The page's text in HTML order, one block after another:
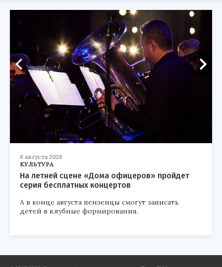
6 августа 2026
КУЛЬТУРА
На летней сцене «Дома офицеров» пройдет
серия бесплатных концертов
А в конце августа пензенцы смогут записать
детей в клубные формирования.